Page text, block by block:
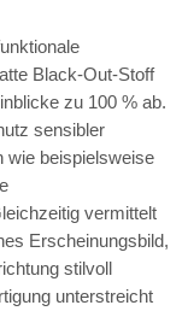
Black-Out-Stoff
zu 100 % ab.
sensibler
wie beispielsweise
vermittelt
Erscheinungsbild,
stilvoll
unterstreicht